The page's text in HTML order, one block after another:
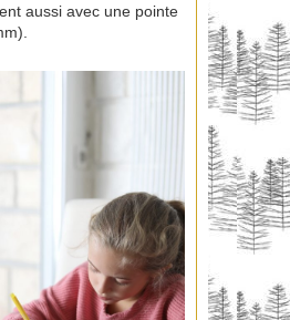
aussi avec une pointe